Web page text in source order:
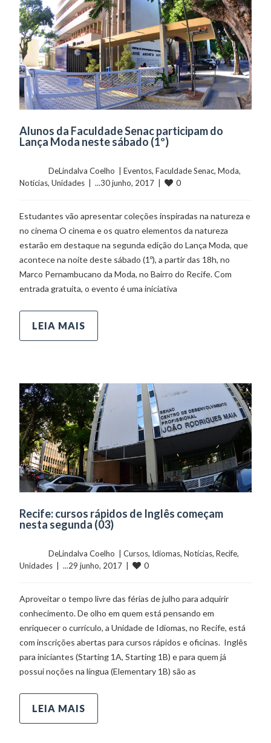
Alunos da Faculdade Senac participam do
Lança Moda neste sábado (1º)
	    	DeLindalva Coelho  |
Eventos, Faculdade Senac, Moda
Notícias, Unidades
  |  ...30 junho, 2017  |
0
Estudantes vão apresentar coleções inspiradas na natureza e
no cinema O cinema e os quatro elementos da natureza
estarão em destaque na segunda edição do Lança Moda, que
acontece na noite deste sábado (1º), a partir das 18h, no
Marco Pernambucano da Moda, no Bairro do Recife. Com
entrada gratuita, o evento é uma iniciativa
LEIA MAIS
Recife: cursos rápidos de Inglês começam
nesta segunda (03)
	    	DeLindalva Coelho  |
Cursos, Idiomas, Notícias, Recife
Unidades
  |  ...29 junho, 2017  |
0
Aproveitar o tempo livre das férias de julho para adquirir
conhecimento. De olho em quem está pensando em
enriquecer o currículo, a Unidade de Idiomas, no Recife, está
com inscrições abertas para cursos rápidos e oficinas. Inglês
para iniciantes (Starting 1A, Starting 1B) e para quem já
possui noções na língua (Elementary 1B) são as
LEIA MAIS